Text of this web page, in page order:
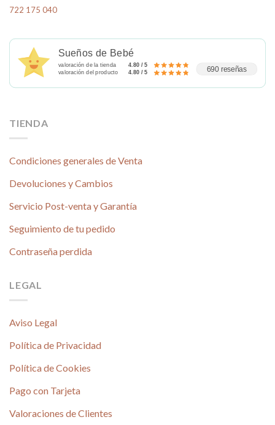
722 175 040
Sueños de Bebé
valoración de la tienda
4.80 / 5
valoración del producto
4.80 / 5 690 reseñas
TIENDA
Condiciones generales de Venta
Devoluciones y Cambios
Servicio Post-venta y Garantía
Seguimiento de tu pedido
Contraseña perdida
LEGAL
Aviso Legal
Política de Privacidad
Política de Cookies
Pago con Tarjeta
Valoraciones de Clientes